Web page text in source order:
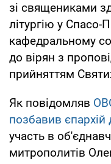
зі священиками
літургію у
кафедральному
до вірян з
прийняттям
Як повідомляв
позбавив єпархій
участь в
митрополитів